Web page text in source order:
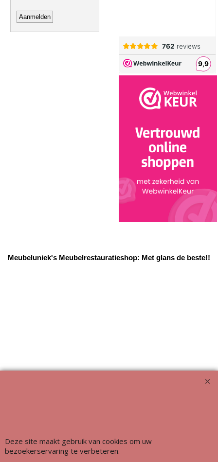
Meubeluniek's Meubelrestauratieshop: Met glans de beste!!
Deze site maakt gebruik van cookies om uw
bezoekerservaring te verbeteren.